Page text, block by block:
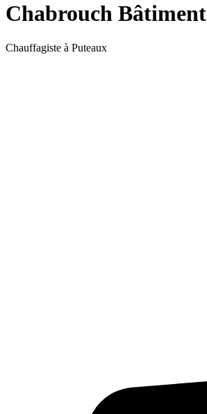
Chabrouch Bâtiment
Chauffagiste à Puteaux